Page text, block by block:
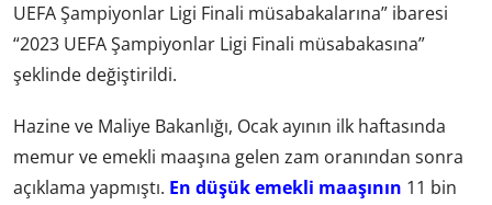
UEFA Şampiyonlar Ligi Finali müsabakalarına” ibaresi
“2023 UEFA Şampiyonlar Ligi Finali müsabakasına”
şeklinde değiştirildi.
Hazine ve Maliye Bakanlığı, Ocak ayının ilk haftasında
memur ve emekli maaşına gelen zam oranından sonra
açıklama yapmıştı. En düşük emekli maaşının 11 bin